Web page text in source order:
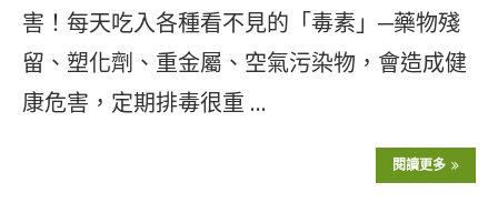
害！每天吃入各種看不見的「毒素」─藥物殘
留、塑化劑、重金屬、空氣污染物，會造成健
康危害，定期排毒很重 …
閱讀更多